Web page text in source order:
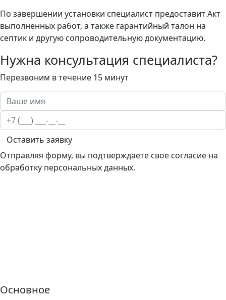
По завершении установки специалист предоставит Акт
выполненных работ, а также гарантийный талон на
септик и другую сопроводительную документацию.
Нужна консультация специалиста?
Перезвоним в течение 15 минут
Оставить заявку
Отправляя форму, вы подтверждаете свое согласие на
обработку персональных данных.
Основное